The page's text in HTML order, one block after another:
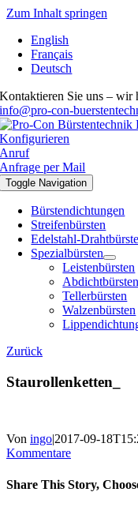
Zum Inhalt springen
English
Français
Deutsch
Kontaktieren Sie uns –
info@pro-con-
Konfigurieren
Anruf
Anfrage per Mail
Toggle Navigation
Bürstendichtungen
Streifenbürsten
Edelstahl-
Spezialbürsten
Leistenbürsten
Abdichtbürsten
Tellerbürsten
Walzenbürsten
Zurück
Staurollenketten_
Von ingo|2017-09-
Kommentare
Share This Story,